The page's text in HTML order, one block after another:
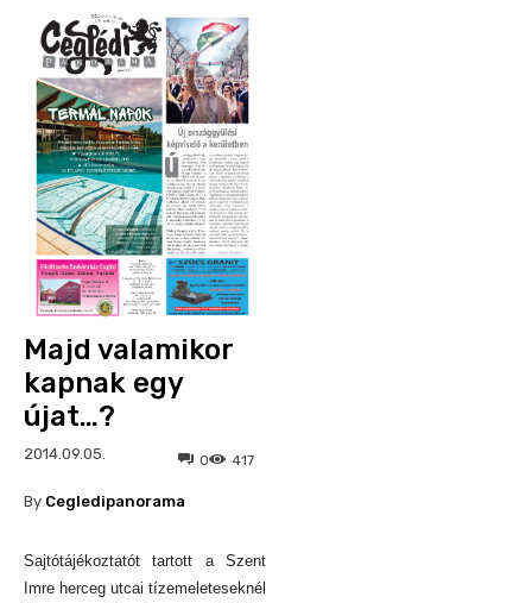
Majd valamikor
kapnak egy
újat…?
2014.09.05. 417
0
By Cegledipanorama
Sajtótájékoztatót tartott a Szent
Imre herceg utcai tízemeleteseknél